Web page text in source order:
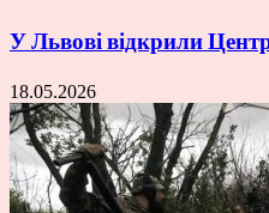
У Львові відкрили
18.05.2026